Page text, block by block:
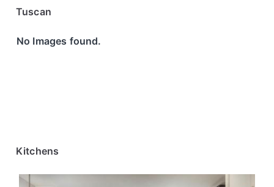
Tuscan
No Images found.
Kitchens